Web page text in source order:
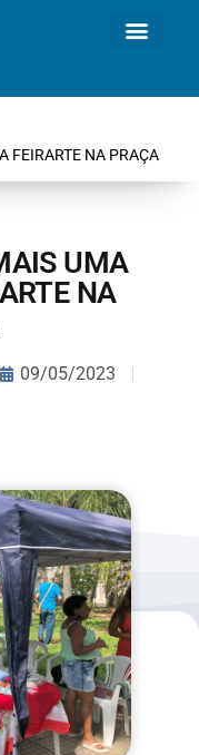
FEIRARTE NA PRAÇA
UMA
NA
09/05/2023